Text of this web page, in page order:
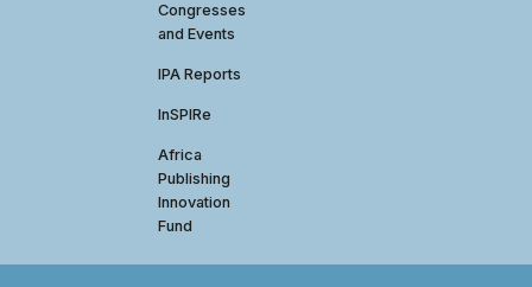
Congresses
and Events
IPA Reports
InSPIRe
Africa
Publishing
Innovation
Fund